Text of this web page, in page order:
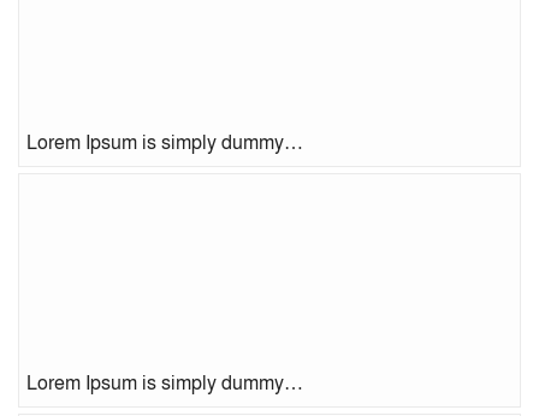
Lorem Ipsum is simply dummy…
Lorem Ipsum is simply dummy…